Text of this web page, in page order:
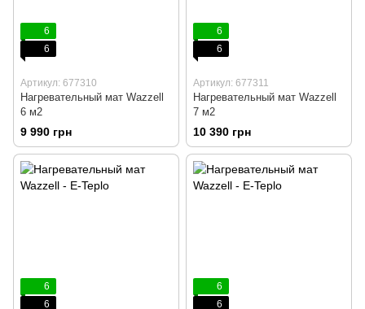
6
6
Артикул: 677310
Нагревательный мат Wazzell
6 м2
9 990 грн
6
6
Артикул: 677311
Нагревательный мат Wazzell
7 м2
10 390 грн
6
6
6
6